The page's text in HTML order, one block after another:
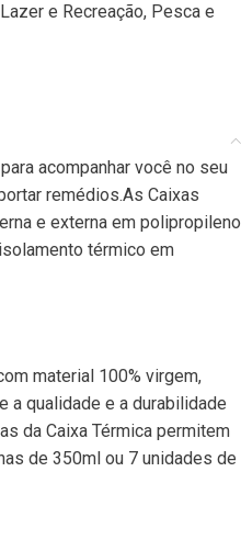
Lazer e Recreação, Pesca e
acompanhar você no seu
remédios.As Caixas
e externa em polipropileno
térmico em
material 100% virgem,
a qualidade e a durabilidade
da Caixa Térmica permitem
de 350ml ou 7 unidades de